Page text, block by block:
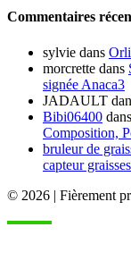
Commentaires
sylvie dans
morcrette dans
signée Anaca3
JADAULT
Bibi06400 dans
Composition,
bruleur de
capteur
© 2026 | Fièrement